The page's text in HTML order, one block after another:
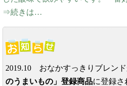
⇒続きは…
2019.10 おなかすっきりブレン
のうまいもの」登録商品に登録さ